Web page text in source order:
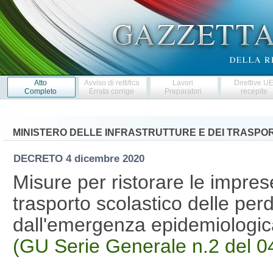
Atto
Completo
Avviso di rettifica
Errata corrige
Lavori
Preparatori
Direttive
recepite
MINISTERO DELLE INFRASTRUTTURE E DEI
DECRETO 4 dicembre 2020
Misure per ristorare le
trasporto scolastico delle
dall'emergenza
(GU Serie Generale n.2 del